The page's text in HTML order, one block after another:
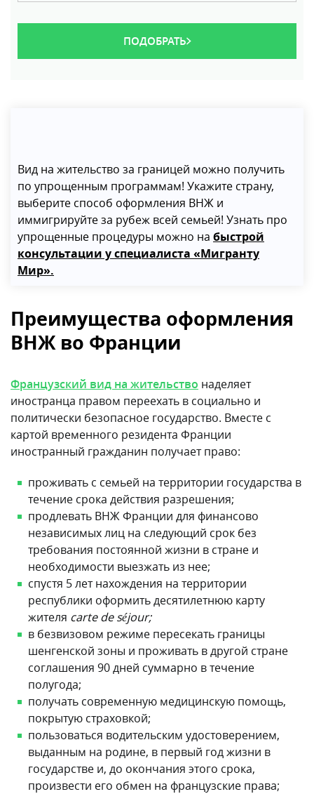
ПОДОБРАТЬ
Вид на жительство за границей можно получить
по упрощенным программам! Укажите страну,
выберите способ оформления ВНЖ и
иммигрируйте за рубеж всей семьей! Узнать про
упрощенные процедуры можно на быстрой
консультации у специалиста «Мигранту
Мир».
Преимущества оформления
ВНЖ во Франции
Французский вид на жительство наделяет
иностранца правом переехать в социально и
политически безопасное государство. Вместе с
картой временного резидента Франции
иностранный гражданин получает право:
проживать с семьей на территории государства в
течение срока действия разрешения;
продлевать ВНЖ Франции для финансово
независимых лиц на следующий срок без
требования постоянной жизни в стране и
необходимости выезжать из нее;
спустя 5 лет нахождения на территории
республики оформить десятилетнюю карту
жителя carte de séjour;
в безвизовом режиме пересекать границы
шенгенской зоны и проживать в другой стране
соглашения 90 дней суммарно в течение
полугода;
получать современную медицинскую помощь,
покрытую страховкой;
пользоваться водительским удостоверением,
выданным на родине, в первый год жизни в
государстве и, до окончания этого срока,
произвести его обмен на французские права;